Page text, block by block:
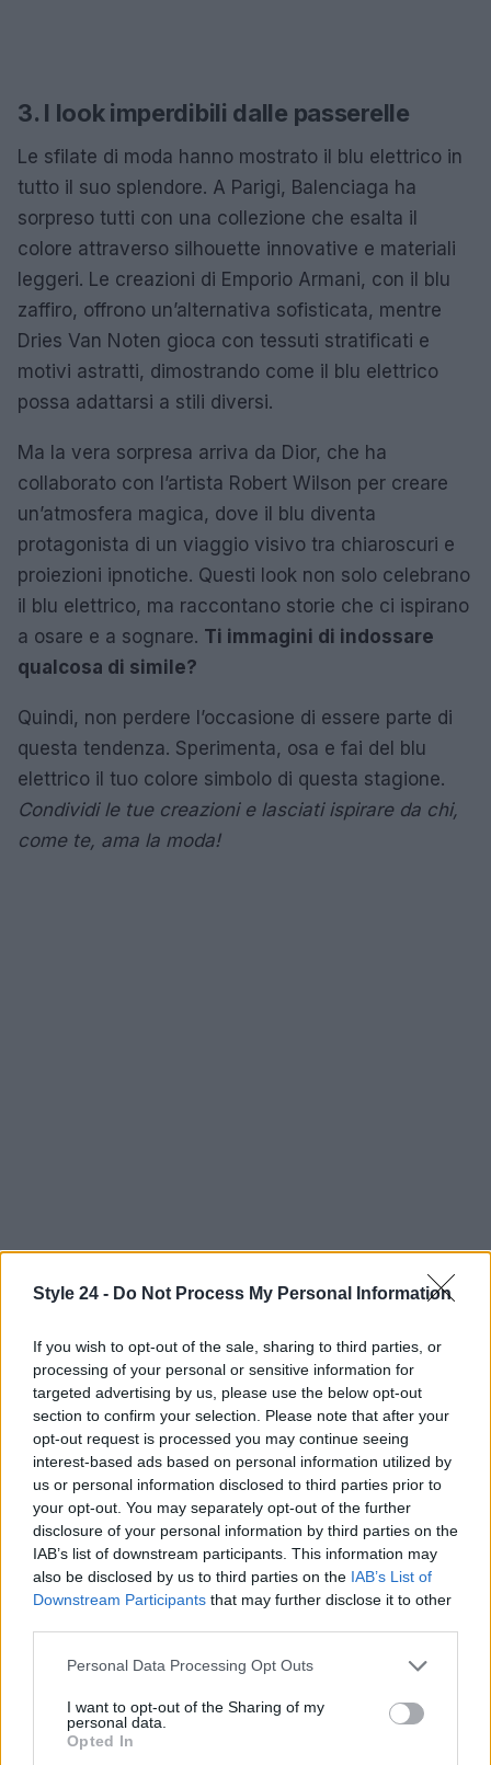
Style 24 - Do Not Process My Personal Information
If you wish to opt-out of the sale, sharing to third parties, or
processing of your personal or sensitive information for
targeted advertising by us, please use the below opt-out
section to confirm your selection. Please note that after your
opt-out request is processed you may continue seeing
interest-based ads based on personal information utilized by
us or personal information disclosed to third parties prior to
your opt-out. You may separately opt-out of the further
disclosure of your personal information by third parties on the
IAB’s list of downstream participants. This information may
also be disclosed by us to third parties on the IAB’s List of
Downstream Participants that may further disclose it to other
Please note that this website/app uses one or more Google
not limited to your visit or usage behaviour. You may click to
grant or deny consent to Google and its third-party tags to
use your data for below specified purposes in below Google
Personal Data Processing Opt Outs
I want to opt-out of the Sharing of my
personal data.
Opted In
3. I look imperdibili dalle passerelle
Le sfilate di moda hanno mostrato il blu elettrico in
tutto il suo splendore. A Parigi, Balenciaga ha
sorpreso tutti con una collezione che esalta il
colore attraverso silhouette innovative e materiali
leggeri. Le creazioni di Emporio Armani, con il blu
zaffiro, offrono un’alternativa sofisticata, mentre
Dries Van Noten gioca con tessuti stratificati e
motivi astratti, dimostrando come il blu elettrico
possa adattarsi a stili diversi.
Ma la vera sorpresa arriva da Dior, che ha
collaborato con l’artista Robert Wilson per creare
un’atmosfera magica, dove il blu diventa
protagonista di un viaggio visivo tra chiaroscuri e
proiezioni ipnotiche. Questi look non solo celebrano
il blu elettrico, ma raccontano storie che ci ispirano
a osare e a sognare. Ti immagini di indossare
qualcosa di simile?
Quindi, non perdere l’occasione di essere parte di
questa tendenza. Sperimenta, osa e fai del blu
elettrico il tuo colore simbolo di questa stagione.
Condividi le tue creazioni e lasciati ispirare da chi,
come te, ama la moda!
AUTORE